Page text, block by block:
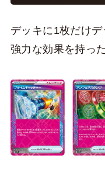
デッキに1枚だけデ
強力な効果を持っ